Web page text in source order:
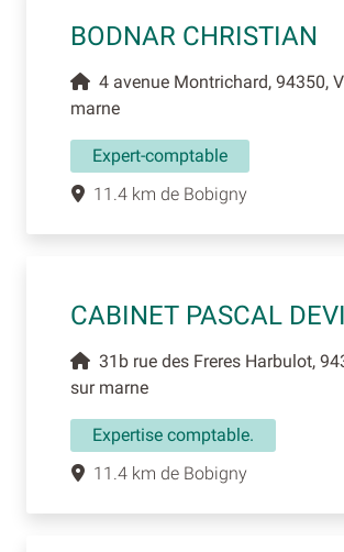
BODNAR CHRISTIAN
4 avenue Montrichard, 94350,
marne
Expert-comptable
11.4 km de Bobigny
CABINET PASCAL
31b rue des Freres Harbulot,
sur marne
Expertise comptable.
11.4 km de Bobigny